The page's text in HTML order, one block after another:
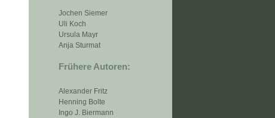
Jochen Siemer
Uli Koch
Ursula Mayr
Anja Sturmat
Frühere Autoren:
Alexander Fritz
Henning Bolte
Ingo J. Biermann